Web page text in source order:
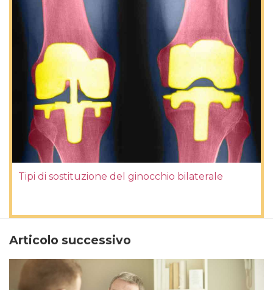
Tipi di sostituzione del ginocchio bilaterale
Articolo successivo